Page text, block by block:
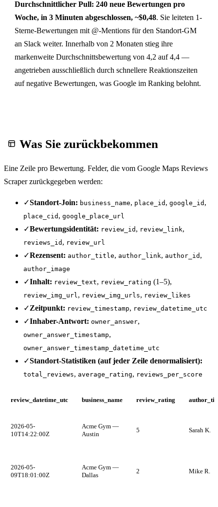
Durchschnittlicher Pull: 240 neue Bewertungen pro
Woche, in 3 Minuten abgeschlossen, ~$0,48. Sie leiteten 1-
Sterne-Bewertungen mit @-Mentions für den Standort-GM
an Slack weiter. Innerhalb von 2 Monaten stieg ihre
markenweite Durchschnittsbewertung von 4,2 auf 4,4 —
angetrieben ausschließlich durch schnellere Reaktionszeiten
auf negative Bewertungen, was Google im Ranking belohnt.
Was Sie zurückbekommen
Eine Zeile pro Bewertung. Felder, die vom Google Maps Reviews
Scraper zurückgegeben werden:
✓Standort-Join: business_name, place_id , google_id ,
place_cid , google_place_url
✓Bewertungsidentität: review_id , review_link,
reviews_id , review_url
✓Rezensent: author_title, author_link, author_id ,
author_image
✓Inhalt: review_text, review_rating (1–5),
review_img_url, review_img_urls, review_likes
✓Zeitpunkt: review_timestamp, review_datetime_utc
✓Inhaber-Antwort: owner_answer,
owner_answer_timestamp,
owner_answer_timestamp_datetime_utc
✓Standort-Statistiken (auf jeder Zeile denormalisiert):
total_reviews, average_rating, reviews_per_score
review_datetime_utc business_name review_rating
2026-05-
10T14:22:00Z
Acme Gym —
Austin
5 Sarah K.
2026-05-
09T18:01:00Z
Acme Gym —
Dallas
2 Mike R.